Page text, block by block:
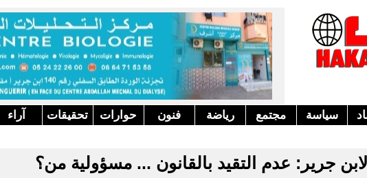
سياسة مجتمع رياضة فنون حوارات تحقيقات آراء
جرير: عدم التقيد بالقانون ... مسؤولية من؟